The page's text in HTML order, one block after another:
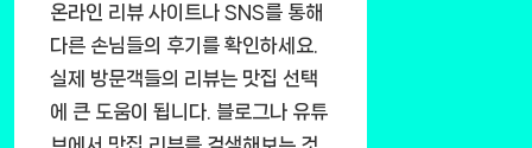
온라인 리뷰 사이트나 SNS를 통해
다른 손님들의 후기를 확인하세요.
실제 방문객들의 리뷰는 맛집 선택
에 큰 도움이 됩니다. 블로그나 유튜